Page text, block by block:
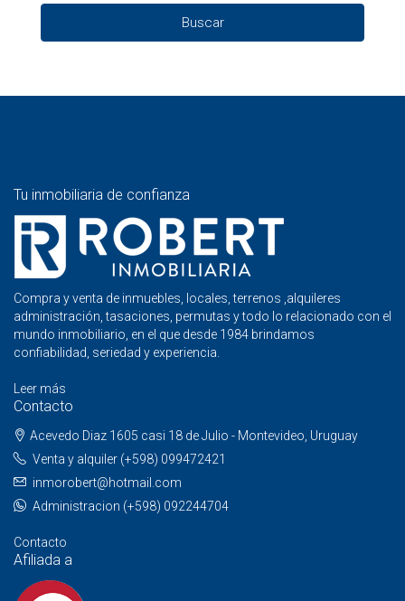
Buscar
Tu inmobiliaria de confianza
Compra y venta de inmuebles, locales, terrenos ,alquileres
administración, tasaciones, permutas y todo lo relacionado con el
mundo inmobiliario, en el que desde 1984 brindamos
confiabilidad, seriedad y experiencia.
Leer más
Contacto
Acevedo Diaz 1605 casi 18 de Julio - Montevideo, Uruguay
Venta y alquiler (+598) 099472421
inmorobert@hotmail.com
Administracion (+598) 092244704
Contacto
Afiliada a